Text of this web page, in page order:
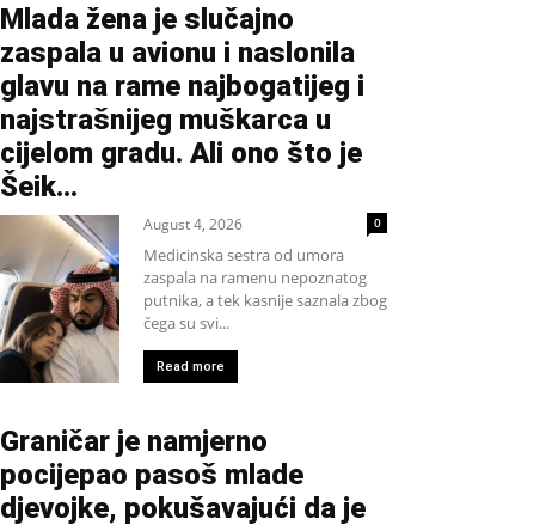
Mlada žena je slučajno
zaspala u avionu i naslonila
glavu na rame najbogatijeg i
najstrašnijeg muškarca u
cijelom gradu. Ali ono što je
Šeik...
August 4, 2026 0
Medicinska sestra od umora
zaspala na ramenu nepoznatog
putnika, a tek kasnije saznala zbog
čega su svi...
Read more
Graničar je namjerno
pocijepao pasoš mlade
djevojke, pokušavajući da je